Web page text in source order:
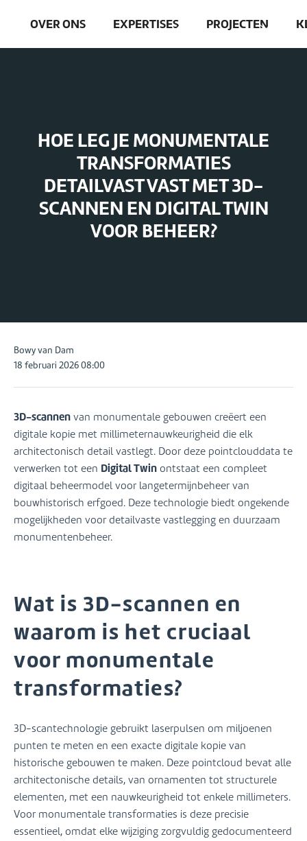
OVER ONS EXPERTISES PROJECTEN
HOE LEG JE MONUMENTALE
TRANSFORMATIES
DETAILVAST VAST MET 3D-
SCANNEN EN DIGITAL TWIN
VOOR BEHEER?
Posted
by:
Bowy van Dam
18 februari 2026 08:00
3D-scannen van monumentale gebouwen creëert een
digitale kopie met millimeternauwkeurigheid die elk
architectonisch detail vastlegt. Door deze pointclouddata te
verwerken tot een Digital Twin ontstaat een compleet
digitaal beheermodel voor langetermijnbeheer van
bouwhistorisch erfgoed. Deze technologie biedt ongekende
mogelijkheden voor detailvaste vastlegging en duurzaam
monumentenbeheer.
Wat is 3D-scannen en
waarom is het cruciaal
voor monumentale
transformaties?
3D-scantechnologie gebruikt laserpulsen om miljoenen
punten te meten en een exacte digitale kopie van
historische gebouwen te maken. Deze pointcloud bevat alle
architectonische details, van ornamenten tot structurele
elementen, met een nauwkeurigheid tot enkele millimeters.
Voor monumentale transformaties is deze precisie
essentieel, omdat elke wijziging zorgvuldig gedocumenteerd